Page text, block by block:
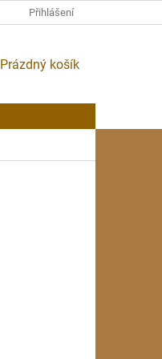
Přihlášení
NÁKUPNÍ
Prázdný košík